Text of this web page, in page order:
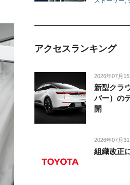
アクセスランキング
2026年07月15
新型クラ
バー）の
開
2026年07月31
組織改正